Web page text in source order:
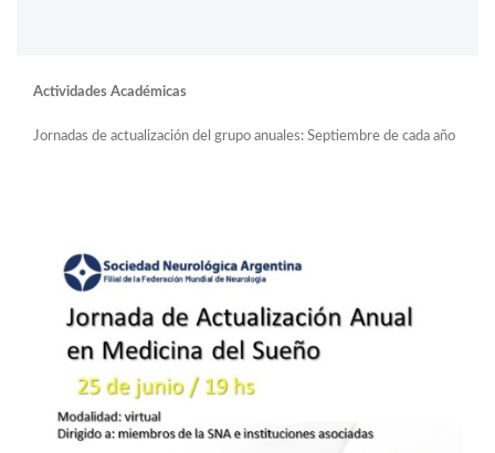
Actividades Académicas
Jornadas de actualización del grupo anuales: Septiembre de cada año